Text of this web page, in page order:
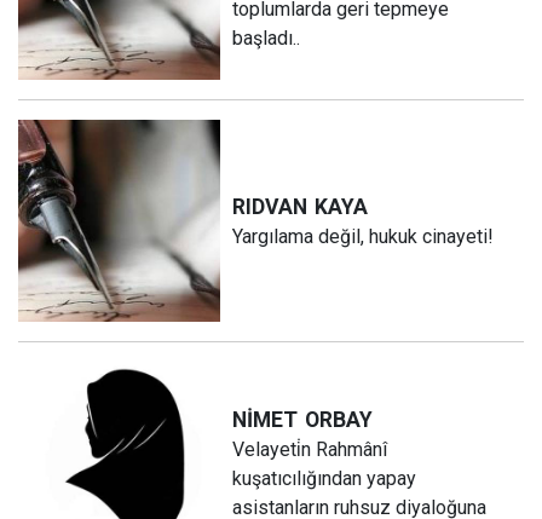
toplumlarda geri tepmeye
başladı..
RIDVAN KAYA
Yargılama değil, hukuk cinayeti!
NİMET ORBAY
Velayeti̇n Rahmânî
kuşatıcılığından yapay
asistanların ruhsuz diyaloğuna